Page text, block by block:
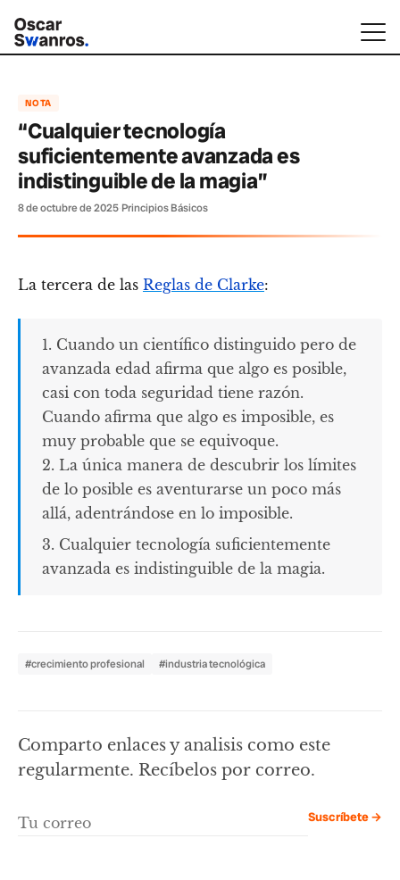
NOTA
“Cualquier tecnología
suficientemente avanzada es
indistinguible de la magia”
8 de octubre de 2025 Principios Básicos
La tercera de las Reglas de Clarke:
1. Cuando un científico distinguido pero de
avanzada edad afirma que algo es posible,
casi con toda seguridad tiene razón.
Cuando afirma que algo es imposible, es
muy probable que se equivoque.
2. La única manera de descubrir los límites
de lo posible es aventurarse un poco más
allá, adentrándose en lo imposible.
3. Cualquier tecnología suficientemente
avanzada es indistinguible de la magia.
#crecimiento profesional #industria tecnológica
Comparto enlaces y analisis como este
regularmente. Recíbelos por correo.
Suscríbete →